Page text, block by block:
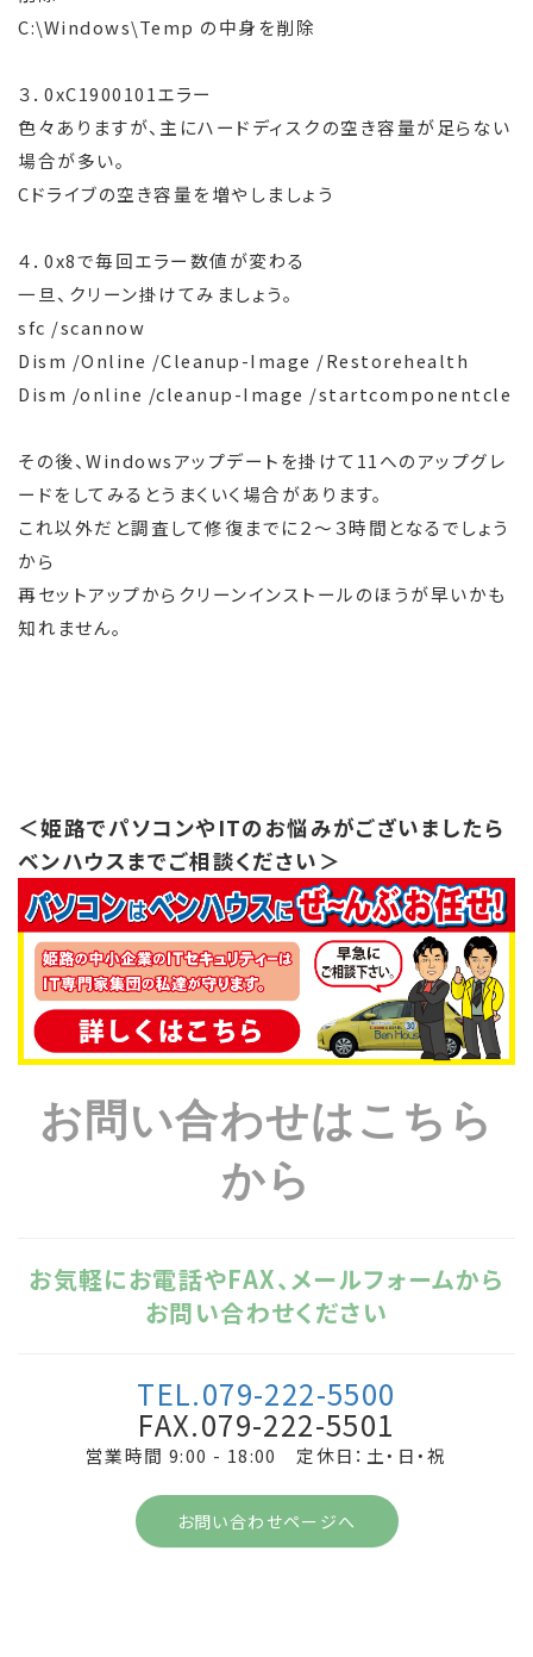
C:\Windows\Temp の中身を削除
３．0xC1900101エラー
色々ありますが、主にハードディスクの空き容量が足らない
場合が多い。
Cドライブの空き容量を増やしましょう
４．0x8で毎回エラー数値が変わる
一旦、クリーン掛けてみましょう。
sfc /scannow
Dism /Online /Cleanup-Image /Restorehealth
Dism /online /cleanup-Image /startcomponentcle
その後、Windowsアップデートを掛けて11へのアップグレ
ードをしてみるとうまくいく場合があります。
これ以外だと調査して修復までに２～３時間となるでしょう
から
再セットアップからクリーンインストールのほうが早いかも
知れません。
＜姫路でパソコンやITのお悩みがございましたら
ベンハウスまでご相談ください＞
お問い合わせはこちら
から
お気軽にお電話やFAX、メールフォームから
お問い合わせください
TEL.079-222-5500
FAX.079-222-5501
営業時間 9:00 - 18:00 定休日：土・日・祝
お問い合わせページへ